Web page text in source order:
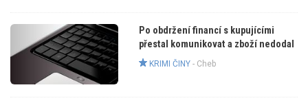
Po obdržení financí s kupujícími
přestal komunikovat a zboží nedodal
KRIMI ČINY- Cheb